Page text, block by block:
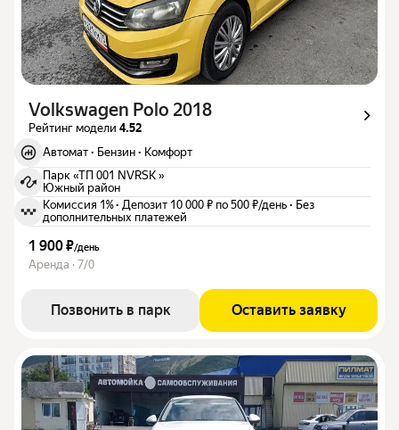
Volkswagen Polo 2018
Рейтинг модели 4.52
Автомат · Бензин · Комфорт
Парк «ТП 001 NVRSK »
Южный район
Комиссия 1%· Депозит 10 000 ₽ по 500 ₽/день · Без
дополнительных платежей
1 900 ₽/день
Аренда · 7/0
Позвонить в парк Оставить заявку